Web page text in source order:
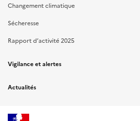
Changement climatique
Sécheresse
Rapport d’activité 2025
Vigilance et alertes
Actualités